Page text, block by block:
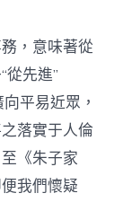
，意味著從
先進”
平易近眾，
落實于人倫
《朱子家
我們懷疑